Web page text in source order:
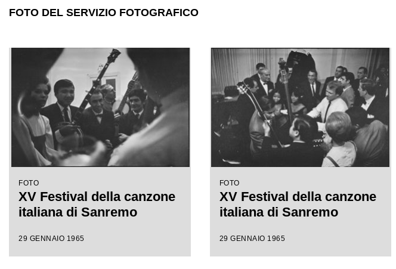
FOTO DEL SERVIZIO FOTOGRAFICO
FOTO
XV Festival della canzone
italiana di Sanremo
29 GENNAIO 1965
FOTO
XV Festival della canzone
italiana di Sanremo
29 GENNAIO 1965